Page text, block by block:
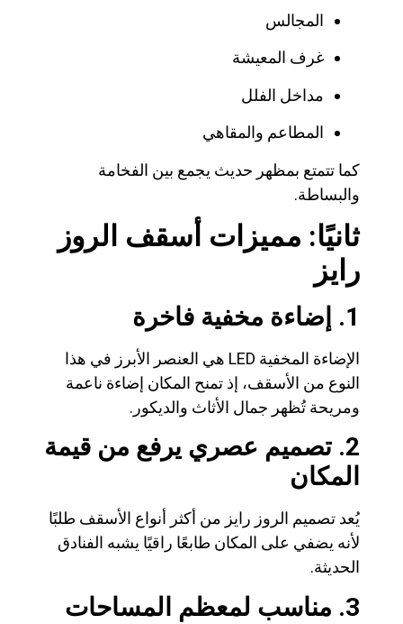
المجالس
غرف المعيشة
مداخل الفلل
المطاعم والمقاهي
كما تتمتع بمظهر حديث يجمع بين الفخامة
والبساطة.
ثانيًا: مميزات أسقف الروز
رايز
1. إضاءة مخفية فاخرة
الإضاءة المخفية LED هي العنصر الأبرز في هذا
النوع من الأسقف، إذ تمنح المكان إضاءة ناعمة
ومريحة تُظهر جمال الأثاث والديكور.
2. تصميم عصري يرفع من قيمة
المكان
يُعد تصميم الروز رايز من أكثر أنواع الأسقف طلبًا
لأنه يضفي على المكان طابعًا راقيًا يشبه الفنادق
الحديثة.
3. مناسب لمعظم المساحات